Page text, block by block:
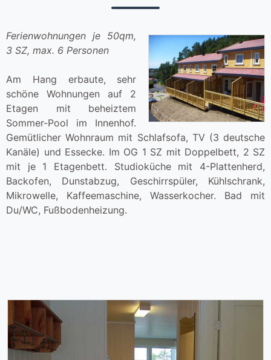
Ferienwohnungen je 50qm,
3 SZ, max. 6 Personen
Am Hang erbaute, sehr
schöne Wohnungen auf 2
Etagen mit beheiztem
Sommer-Pool im Innenhof.
Gemütlicher Wohnraum mit Schlafsofa, TV (3 deutsche
Kanäle) und Essecke. Im OG 1 SZ mit Doppelbett, 2 SZ
mit je 1 Etagenbett. Studioküche mit 4-Plattenherd,
Backofen, Dunstabzug, Geschirrspüler, Kühlschrank,
Mikrowelle, Kaffeemaschine, Wasserkocher. Bad mit
Du/WC, Fußbodenheizung.